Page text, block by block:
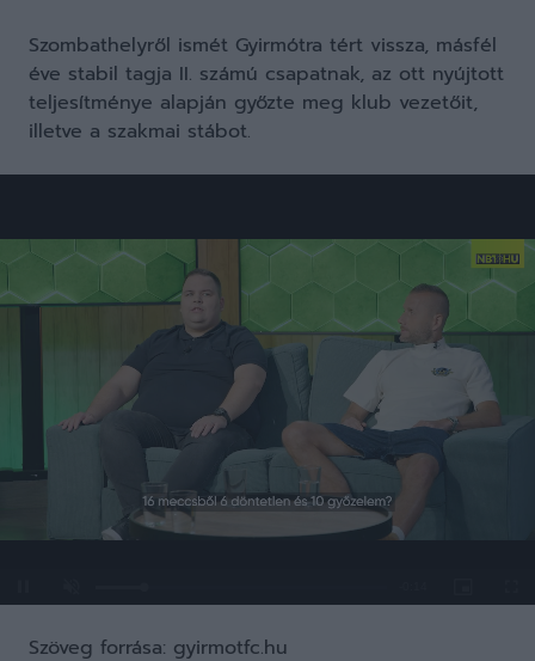
Szombathelyről ismét Gyirmótra tért vissza, másfél
éve stabil tagja II. számú csapatnak, az ott nyújtott
teljesítménye alapján győzte meg klub vezetőit,
illetve a szakmai stábot.
0%
Szöveg forrása: gyirmotfc.hu